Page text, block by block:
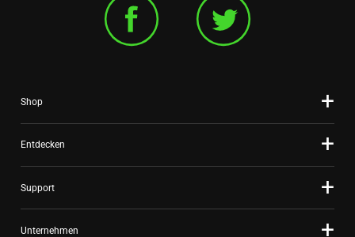
Shop
Entdecken
Support
Unternehmen